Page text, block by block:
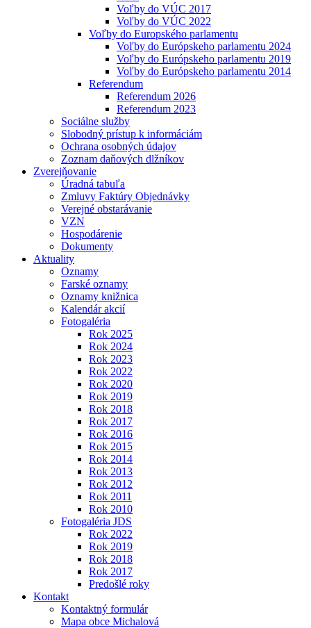
Voľby do VÚC 2017
Voľby do VÚC 2022
Voľby do Europského parlamentu
Voľby do Európskeho parlamentu 2024
Voľby do Európskeho parlamentu 2019
Voľby do Európskeho parlamentu 2014
Referendum
Referendum 2026
Referendum 2023
Sociálne služby
Slobodný prístup k informáciám
Ochrana osobných údajov
Zoznam daňových dlžníkov
Zverejňovanie
Úradná tabuľa
Zmluvy Faktúry Objednávky
Verejné obstarávanie
VZN
Hospodárenie
Dokumenty
Aktuality
Oznamy
Farské oznamy
Oznamy knižnica
Kalendár akcií
Fotogaléria
Rok 2025
Rok 2024
Rok 2023
Rok 2022
Rok 2020
Rok 2019
Rok 2018
Rok 2017
Rok 2016
Rok 2015
Rok 2014
Rok 2013
Rok 2012
Rok 2011
Rok 2010
Fotogaléria JDS
Rok 2022
Rok 2019
Rok 2018
Rok 2017
Predošlé roky
Kontakt
Kontaktný formulár
Mapa obce Michalová